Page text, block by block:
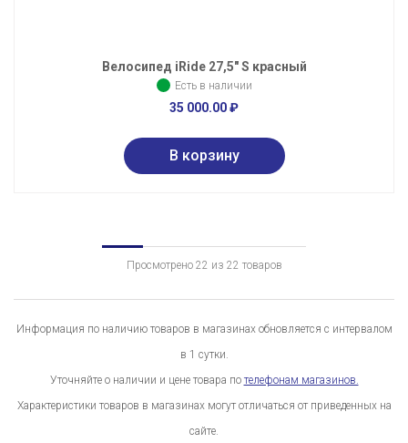
Велосипед iRide 27,5" S красный
Есть в наличии
35 000.00₽
Просмотрено 22 из 22 товаров
Информация по наличию товаров в магазинах обновляется с интервалом
в 1 сутки.
Уточняйте о наличии и цене товара по телефонам магазинов.
Характеристики товаров в магазинах могут отличаться от приведенных на
сайте.